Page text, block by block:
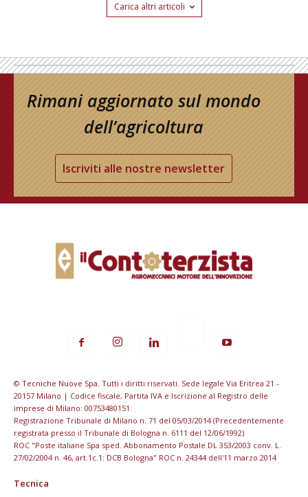
Carica altri articoli
Rimani aggiornato sul mondo
dell’agricoltura
Iscriviti alle nostre newsletter
© Tecniche Nuove Spa. Tutti i diritti riservati. Sede legale Via Eritrea 21 -
20157 Milano | Codice fiscale, Partita IVA e Iscrizione al Registro delle
imprese di Milano: 00753480151
Registrazione Tribunale di Milano n. 71 del 05/03/2014 (Precedentemente
registrata presso il Tribunale di Bologna n. 6111 del 12/06/1992)
ROC "Poste italiane Spa sped. Abbonamento Postale DL 353/2003 conv. L.
27/02/2004 n. 46, art.1c.1: DCB Bologna" ROC n. 24344 dell'11 marzo 2014
Tecnica